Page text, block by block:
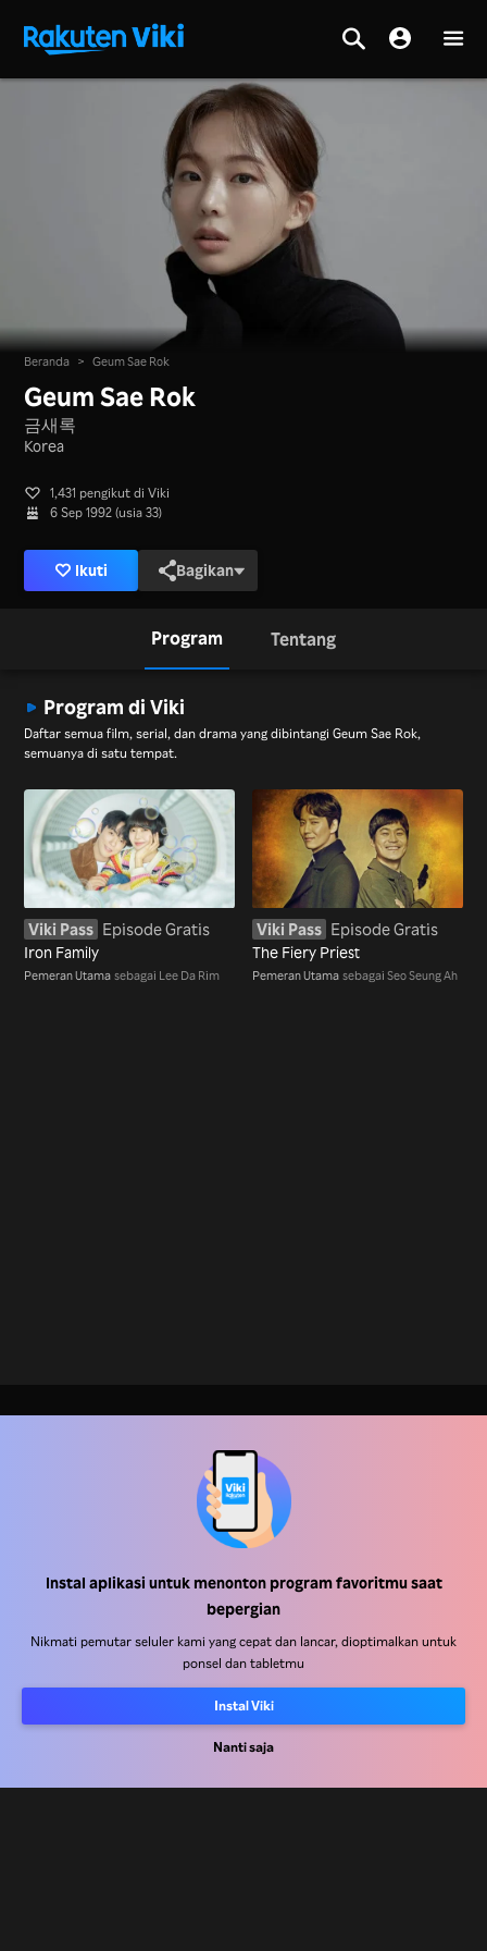
Instal aplikasi untuk menonton program favoritmu saat
bepergian
Nikmati pemutar seluler kami yang cepat dan lancar, dioptimalkan untuk
ponsel dan tabletmu
Instal Viki
Nanti saja
Beranda > Geum Sae Rok
Geum Sae Rok
금새록
Korea
1,431 pengikut di Viki
6 Sep 1992 (usia 33)
Ikuti Bagikan
Program Tentang
Program di Viki
Daftar semua film, serial, dan drama yang dibintangi Geum Sae Rok,
semuanya di satu tempat.
Viki Pass Episode Gratis
Iron Family
Pemeran Utama sebagai Lee Da Rim
Viki Pass Episode Gratis
The Fiery Priest
Pemeran Utama sebagai Seo Seung Ah
Pusat Bantuan
Mitra Distribusi